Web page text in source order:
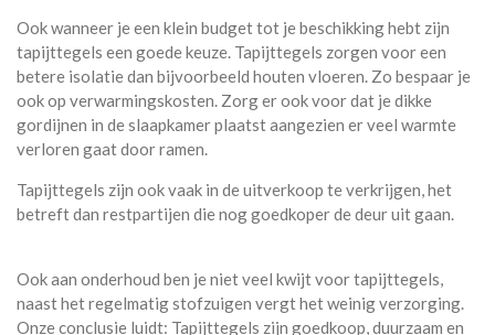
Ook wanneer je een klein budget tot je beschikking hebt zijn
tapijttegels een goede keuze. Tapijttegels zorgen voor een
betere isolatie dan bijvoorbeeld houten vloeren. Zo bespaar je
ook op verwarmingskosten. Zorg er ook voor dat je dikke
gordijnen in de slaapkamer plaatst aangezien er veel warmte
verloren gaat door ramen.
Tapijttegels zijn ook vaak in de uitverkoop te verkrijgen, het
betreft dan restpartijen die nog goedkoper de deur uit gaan.
Ook aan onderhoud ben je niet veel kwijt voor tapijttegels,
naast het regelmatig stofzuigen vergt het weinig verzorging.
Onze conclusie luidt: Tapijttegels zijn goedkoop, duurzaam en